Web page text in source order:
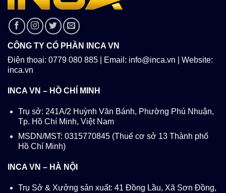
CÔNG TY CỔ PHẦN INCA VN
Điện thoại: 0779 080 885 | Email: info@inca.vn | Website:
inca.vn
INCA VN – HỒ CHÍ MINH
Trụ sở: 241A/2 Huỳnh Văn Bánh, Phường Phú Nhuận,
Tp. Hồ Chí Minh, Việt Nam
MSDN/MST: 0315770845 (Thuế cơ sở 13 Thành phố
Hồ Chí Minh)
INCA VN – HÀ NỘI
Trụ Sở & Xưởng sản xuất: 41 Đồng Lầu, Xã Sơn Đồng,